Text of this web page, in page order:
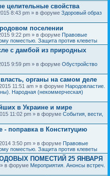
целительные свойства
8:43 pm » в форуме Здоровый образ
поселении
9:22 pm » в форуме Правовые
поместью. Защита против клеветы
с дамбой из природных
9:59 pm » в форуме Обустройство
органы на самом деле
11:51 am » в форуме Народовластие.
Народная (некоммерческая)
в Украине и мире
11:02 pm » в форуме События, вести,
- поправка в Конституцию
3:50 pm » в форуме Правовые
поместью. Защита против клеветы
ПОМЕСТИЙ 25 ЯНВАРЯ
» в форуме Мероприятия. Анонсы встреч.